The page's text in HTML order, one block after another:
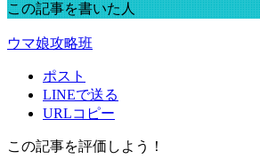
この記事を書いた人
ウマ娘攻略班
ポスト
LINEで送る
URLコピー
この記事を評価しよう！